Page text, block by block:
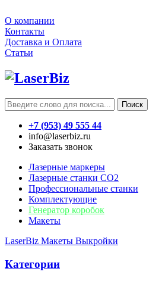
О компании
Контакты
Доставка и Оплата
Статьи
Поиск
+7 (953) 49 555 44
info@laserbiz.ru
Заказать звонок
Лазерные маркеры
Лазерные станки CO2
Профессиональные станки
Комплектующие
Генератор коробок
Макеты
LaserBiz Макеты Выкройки
Категории